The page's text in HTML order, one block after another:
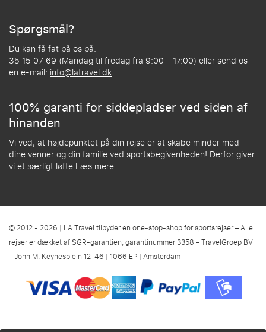
Spørgsmål?
Du kan få fat på os på:
35 15 07 69 (Mandag til fredag fra 9:00 - 17:00) eller send os
en e-mail: info@latravel.dk
100% garanti for siddepladser ved siden af
hinanden
Vi ved, at højdepunktet på din rejse er at skabe minder med
dine venner og din familie ved sportsbegivenheden! Derfor giver
vi et særligt løfte.Læs mere
© 2012 - 2026 | LA Travel tilbyder en one-stop-shop for sportsrejser – Alle
rejser er dækket af SGR-garantien, garantinummer 3358 – TravelGroep BV
– John M. Keynesplein 12–46 | 1066 EP | Amsterdam